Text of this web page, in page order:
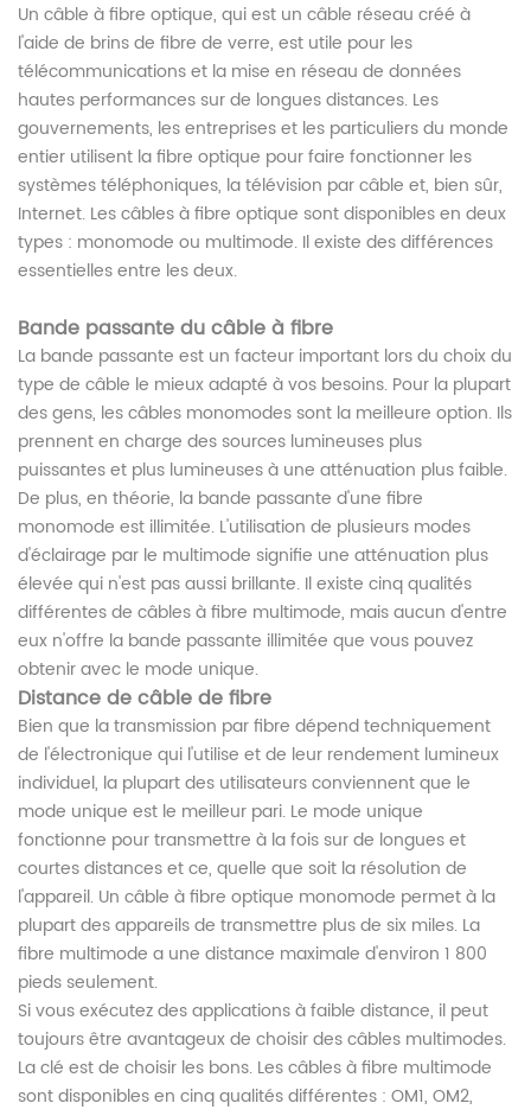
Un câble à fibre optique, qui est un câble réseau créé à
l'aide de brins de fibre de verre, est utile pour les
télécommunications et la mise en réseau de données
hautes performances sur de longues distances. Les
gouvernements, les entreprises et les particuliers du monde
entier utilisent la fibre optique pour faire fonctionner les
systèmes téléphoniques, la télévision par câble et, bien sûr,
Internet. Les câbles à fibre optique sont disponibles en deux
types : monomode ou multimode. Il existe des différences
essentielles entre les deux.
Bande passante du câble à fibre
La bande passante est un facteur important lors du choix du
type de câble le mieux adapté à vos besoins. Pour la plupart
des gens, les câbles monomodes sont la meilleure option. Ils
prennent en charge des sources lumineuses plus
puissantes et plus lumineuses à une atténuation plus faible.
De plus, en théorie, la bande passante d'une fibre
monomode est illimitée. L'utilisation de plusieurs modes
d'éclairage par le multimode signifie une atténuation plus
élevée qui n'est pas aussi brillante. Il existe cinq qualités
différentes de câbles à fibre multimode, mais aucun d'entre
eux n'offre la bande passante illimitée que vous pouvez
obtenir avec le mode unique.
Distance de câble de fibre
Bien que la transmission par fibre dépend techniquement
de l'électronique qui l'utilise et de leur rendement lumineux
individuel, la plupart des utilisateurs conviennent que le
mode unique est le meilleur pari. Le mode unique
fonctionne pour transmettre à la fois sur de longues et
courtes distances et ce, quelle que soit la résolution de
l'appareil. Un câble à fibre optique monomode permet à la
plupart des appareils de transmettre plus de six miles. La
fibre multimode a une distance maximale d'environ 1 800
pieds seulement.
Si vous exécutez des applications à faible distance, il peut
toujours être avantageux de choisir des câbles multimodes.
La clé est de choisir les bons. Les câbles à fibre multimode
sont disponibles en cinq qualités différentes : OM1, OM2,